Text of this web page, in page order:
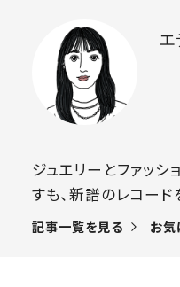
エ
ジュエリーとファッシ
すも、新譜のレコード
記事一覧を見る お気